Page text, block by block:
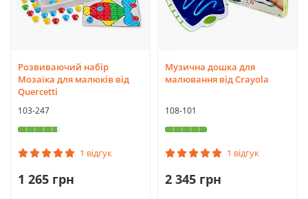
Розвиваючий набір
Мозаїка для малюків від
Quercetti
103-247
1 відгук
1 265 грн
Музична дошка для
малювання від Crayola
108-101
1 відгук
2 345 грн